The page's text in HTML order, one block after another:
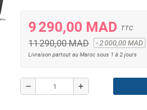
9 290,00 MAD TTC
11 290,00 MAD - 2 000,00 MAD
Livraison partout au Maroc sous 1 à 2 jours
remove add